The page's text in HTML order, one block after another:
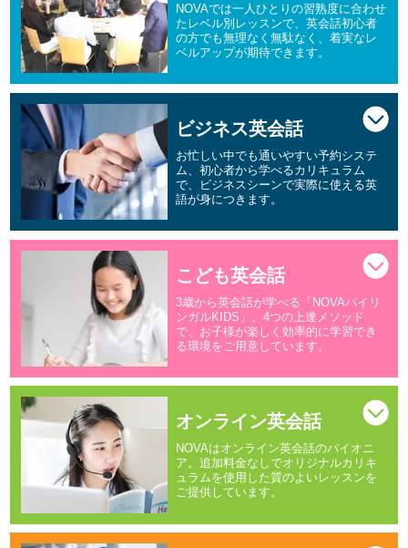
NOVAでは一人ひとりの習熟度に合わせ
たレベル別レッスンで、英会話初心者
の方でも無理なく無駄なく、着実なレ
ベルアップが期待できます。
ビジネス英会話
お忙しい中でも通いやすい予約システ
ム、初心者から学べるカリキュラム
で、ビジネスシーンで実際に使える英
語が身につきます。
こども英会話
3歳から英会話が学べる「NOVAバイリ
ンガルKIDS」。4つの上達メソッド
で、お子様が楽しく効率的に学習でき
る環境をご用意しています。
オンライン英会話
NOVAはオンライン英会話のパイオニ
ア。追加料金なしでオリジナルカリキ
ュラムを使用した質のよいレッスンを
ご提供しています。